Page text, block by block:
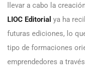
llevar a cabo la
LIOC Editorial ya ha
futuras ediciones, lo
tipo de formaciones
emprendedores a